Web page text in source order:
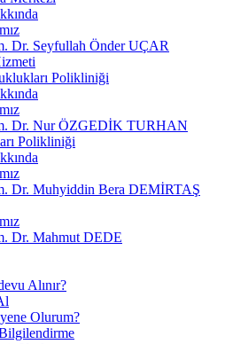
Dr. Seyfullah Önder UÇAR
Polikliniği
Dr. Nur ÖZGEDİK TURHAN
Polikliniği
Dr. Muhyiddin Bera DEMİRTAŞ
Dr. Mahmut DEDE
Alınır?
Olurum?